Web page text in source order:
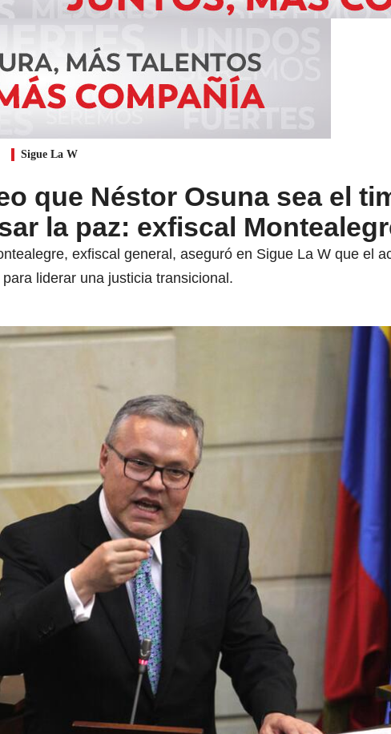
Sigue La W
que Néstor Osuna sea el
la paz: exfiscal
exfiscal general, aseguró en Sigue La W que el
liderar una justicia transicional.